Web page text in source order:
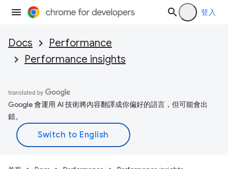
登入
Docs
Performance
Performance insights
Google 會運用 AI 技術將內容翻譯成你偏好的語言，但可能會出
錯。